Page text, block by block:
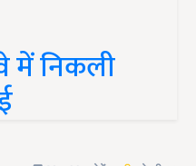
में निकली